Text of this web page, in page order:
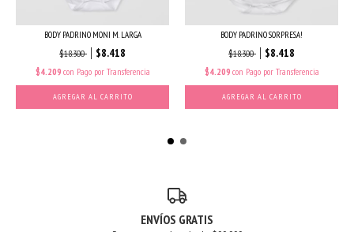
BODY PADRINO MONI M. LARGA
$18.300 $8.418
$4.209 con Pago por Transferencia
AGREGAR AL CARRITO
BODY PADRINO SORPRESA!
$18.300 $8.418
$4.209 con Pago por Transferencia
AGREGAR AL CARRITO
ENVÍOS GRATIS